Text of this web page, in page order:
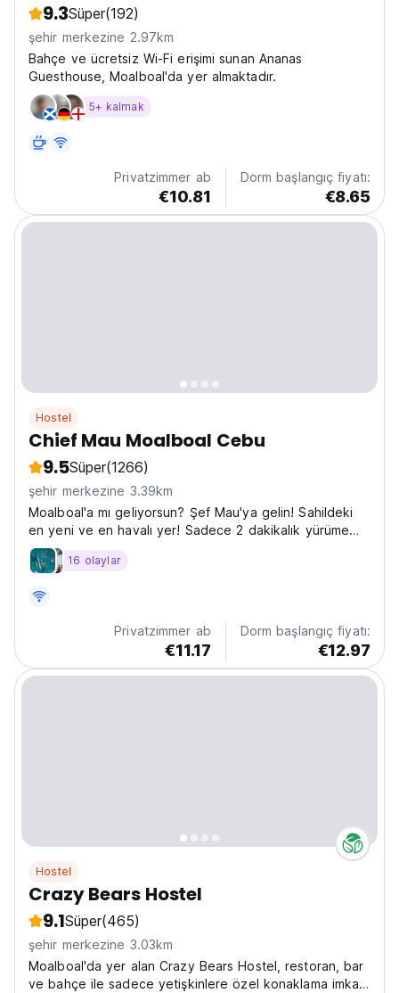
9.3Süper(192)
şehir merkezine 2.97km
Bahçe ve ücretsiz Wi-Fi erişimi sunan Ananas
Guesthouse, Moalboal'da yer almaktadır.
5+ kalmak
Privatzimmer ab
€10.81
Dorm başlangıç fiyatı:
€8.65
Hostel
Chief Mau Moalboal Cebu
9.5Süper(1266)
şehir merkezine 3.39km
Moalboal'a mı geliyorsun? Şef Mau'ya gelin! Sahildeki
en yeni ve en havalı yer! Sadece 2 dakikalık yürüme
mesafesinde elverişli bir konumdayız
16 olaylar
Privatzimmer ab
€11.17
Dorm başlangıç fiyatı:
€12.97
Hostel
Crazy Bears Hostel
9.1Süper(465)
şehir merkezine 3.03km
Moalboal'da yer alan Crazy Bears Hostel, restoran, bar
ve bahçe ile sadece yetişkinlere özel konaklama imkanı